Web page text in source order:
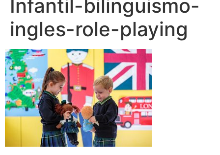
Infantil-bilinguismo-
ingles-role-playing